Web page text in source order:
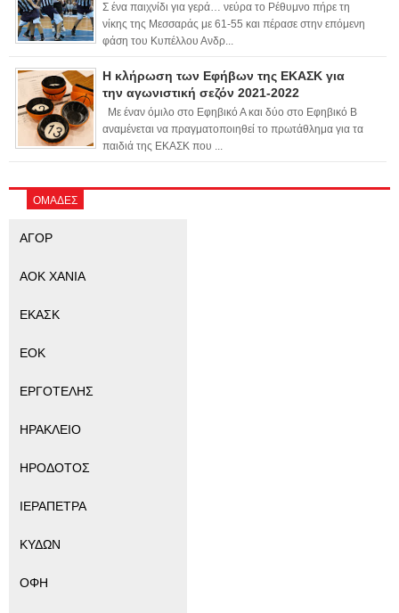
Σ ένα παιχνίδι για γερά… νεύρα το Ρέθυμνο πήρε τη
νίκης της Μεσσαράς με 61-55 και πέρασε στην επόμενη
φάση του Κυπέλλου Ανδρ...
Η κλήρωση των Εφήβων της ΕΚΑΣΚ για
την αγωνιστική σεζόν 2021-2022
Με έναν όμιλο στο Εφηβικό Α και δύο στο Εφηβικό Β
αναμένεται να πραγματοποιηθεί το πρωτάθλημα για τα
παιδιά της ΕΚΑΣΚ που ...
ΟΜΑΔΕΣ
ΑΓΟΡ
ΑΟΚ ΧΑΝΙΑ
ΕΚΑΣΚ
ΕΟΚ
ΕΡΓΟΤΕΛΗΣ
ΗΡΑΚΛΕΙΟ
ΗΡΟΔΟΤΟΣ
ΙΕΡΑΠΕΤΡΑ
ΚΥΔΩΝ
ΟΦΗ